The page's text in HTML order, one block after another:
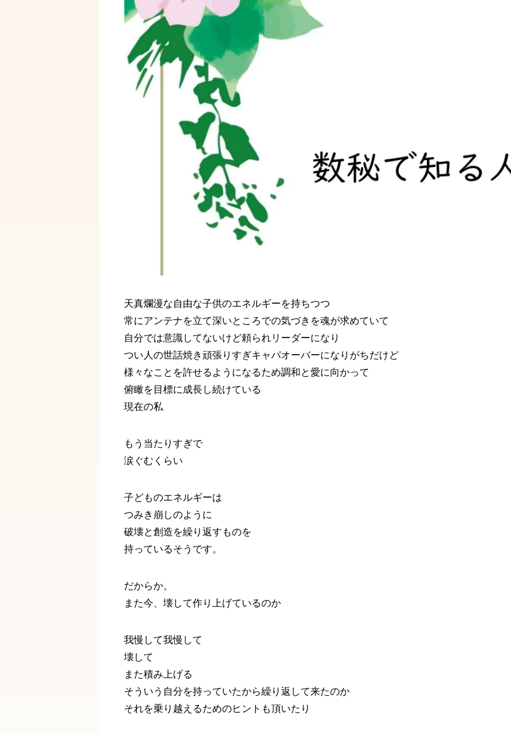
天真爛漫な自由な子供のエネルギーを持ちつつ
常にアンテナを立て深いところでの気づきを魂が求めていて
自分では意識してないけど頼られリーダーになり
つい人の世話焼き頑張りすぎキャパオーバーになりがちだけど
様々なことを許せるようになるため調和と愛に向かって
俯瞰を目標に成長し続けている
現在の私
もう当たりすぎで
涙ぐむくらい
子どものエネルギーは
つみき崩しのように
破壊と創造を繰り返すものを
持っているそうです。
だからか。
また今、壊して作り上げているのか
我慢して我慢して
壊して
また積み上げる
そういう自分を持っていたから繰り返して来たのか
それを乗り越えるためのヒントも頂いたり